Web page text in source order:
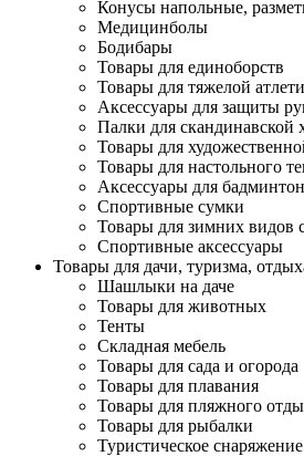
Конусы напольные,
Медицинболы
Бодибары
Товары для единоборств
Товары для тяжелой
Аксессуары для защиты
Палки для скандинавской
Товары для
Товары для настольного
Аксессуары для
Спортивные сумки
Товары для зимних видов
Спортивные аксессуары
Товары для дачи, туризма,
Шашлыки на даче
Товары для животных
Тенты
Складная мебель
Товары для сада и огорода
Товары для плавания
Товары для пляжного
Товары для рыбалки
Туристическое снаряжение